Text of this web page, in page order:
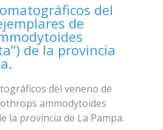
del
de
de la provincia
del veneno de
ammodytoides
la provincia de La Pampa.